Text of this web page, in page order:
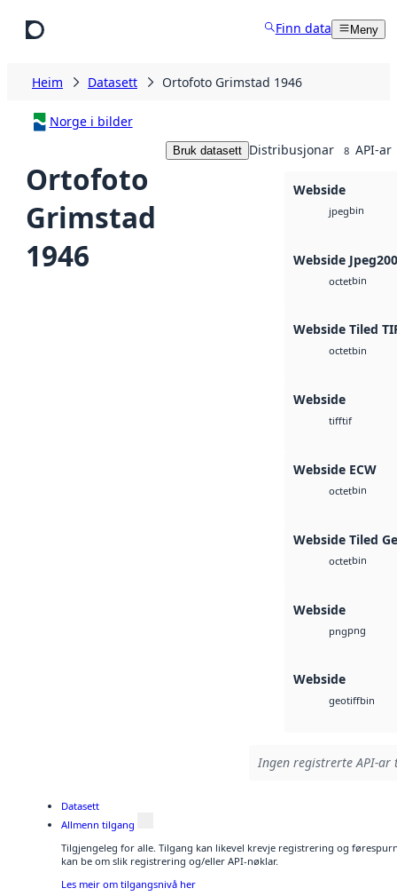
Finn data Meny
Heim Datasett Ortofoto Grimstad 1946
Norge i bilder
Ortofoto
Grimstad
1946
Bruk datasett Distribusjonar 8 API-ar
Webside
jpegbin
Webside
octetbin
Webside Tiled
octetbin
Webside
tifftif
Webside ECW
octetbin
Webside Tiled
octetbin
Webside
pngpng
Webside
geotiffbin
Ingen registrerte API-
Datasett
Allmenn tilgang
Tilgjengeleg for alle. Tilgang kan likevel krevje registrering og
kan be om slik registrering og/eller API-nøklar.
Les meir om tilgangsnivå her